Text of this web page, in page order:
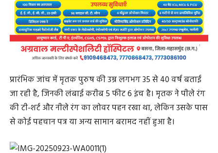
प्रारंभिक जांच में मृतक पुरुष की उम्र लगभग 35 से 40 वर्ष बताई
जा रही है, जिनकी लंबाई करीब 5 फीट 6 इंच है। मृतक ने पीले रंग
की टी-शर्ट और नीले रंग का लोवर पहन रखा था, लेकिन उसके पास
से कोई पहचान पत्र या अन्य सामान बरामद नहीं हुआ है।